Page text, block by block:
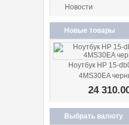
Новости
Новые товары
Ноутбук HP 15-
4MS30EA
24
Выбрать валюту